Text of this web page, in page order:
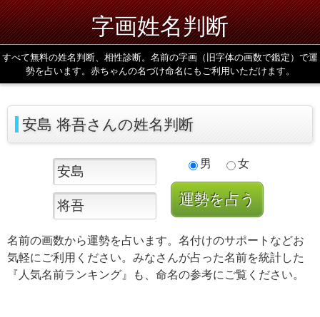
字画姓名判断
すべて無料の姓名判断、相性診断。名前の字画（旧字体の画数で鑑定）で運
勢を占います。赤ちゃんの名づけ命名にもご利用いただけます。
安島 将吾さんの姓名判断
男 女
名前の画数から運勢を占います。名付けのサポートなどお
気軽にご利用ください。みなさんが占った名前を統計した
『人気名前ランキング』も、命名の参考にご覧ください。